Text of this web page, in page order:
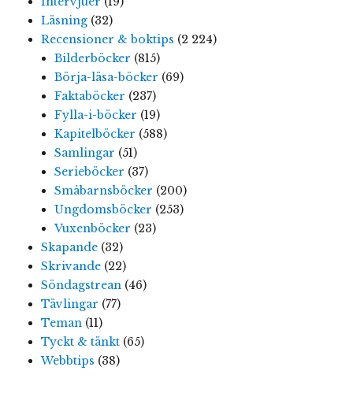
Läsning(32)
Recensioner & boktips (2 224)
Bilderböcker (815)
Börja-läsa-böcker (69)
Faktaböcker (237)
Fylla-i-böcker (19)
Kapitelböcker (588)
Samlingar (51)
Serieböcker (37)
Småbarnsböcker (200)
Ungdomsböcker (253)
Vuxenböcker (23)
Skapande(32)
Skrivande(22)
Söndagstrean(46)
Tävlingar (77)
Teman(11)
Tyckt & tänkt(65)
Webbtips (38)